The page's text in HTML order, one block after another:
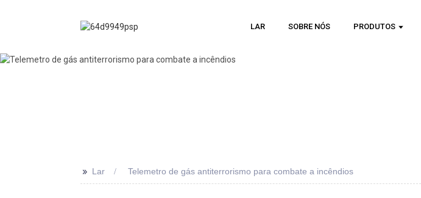
LAR SOBRE NÓS PRODUTOS
>> Lar Telemetro de gás antiterrorismo para combate a incêndios